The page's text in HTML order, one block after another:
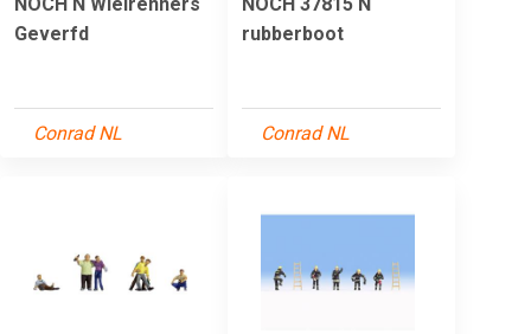
Geverfd
Conrad NL
rubberboot
Conrad NL